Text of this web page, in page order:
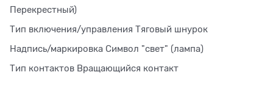
Перекрестный)
Тип включения/управления Тяговый шнурок
Надпись/маркировка Символ "свет" (лампа)
Тип контактов Вращающийся контакт